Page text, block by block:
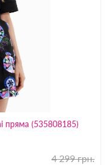
пряма (535808185)
4 299 грн.